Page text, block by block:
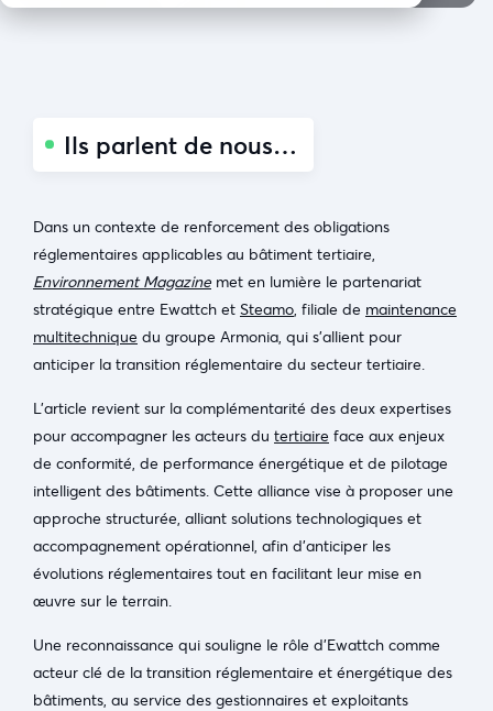
Ils parlent de nous…
Dans un contexte de renforcement des obligations
réglementaires applicables au bâtiment tertiaire,
Environnement Magazine met en lumière le partenariat
stratégique entre Ewattch et Steamo , filiale de maintenance
multitechnique du groupe Armonia, qui s’allient pour
anticiper la transition réglementaire du secteur tertiaire.
L’article revient sur la complémentarité des deux expertises
pour accompagner les acteurs du tertiaire face aux enjeux
de conformité, de performance énergétique et de pilotage
intelligent des bâtiments. Cette alliance vise à proposer une
approche structurée, alliant solutions technologiques et
accompagnement opérationnel, afin d’anticiper les
évolutions réglementaires tout en facilitant leur mise en
œuvre sur le terrain.
Une reconnaissance qui souligne le rôle d’Ewattch comme
acteur clé de la transition réglementaire et énergétique des
bâtiments, au service des gestionnaires et exploitants